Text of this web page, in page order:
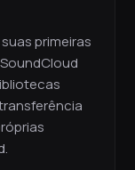
primeiras